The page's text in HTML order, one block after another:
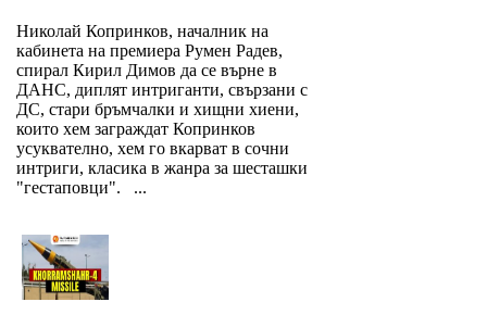
Николай Копринков, началник на
кабинета на премиера Румен Радев,
спирал Кирил Димов да се върне в
ДАНС, диплят интриганти, свързани с
ДС, стари бръмчалки и хищни хиени,
които хем заграждат Копринков
усуквателно, хем го вкарват в сочни
интриги, класика в жанра за шесташки
"гестаповци". ...